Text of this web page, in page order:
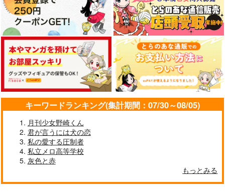
鬼ごっこ
エナドリはミルクティ
ー
550円（税込）
燭台切光忠×女審神者
サンプル
作品詳細
Hasebe in Wonderla
nd
FourSec
787円（税込）
へし切長谷部×燭台切光忠
サンプル
長船 in the BOX2
戀路宴
429円（税込）
燭台切光忠
サンプル
サンプル
カート
サンプル
カート
サンプル
カート
鬼と刀の邂逅録
RATH.WIZA
pop'n candy
Surveillance
キーワードランキング(集計期間：07/30～08/05)
月刊少女野崎くん
君が言うには犬の恋
私の愛する圧制者
私立メロ高等学校
灰色と赤
もっとみる